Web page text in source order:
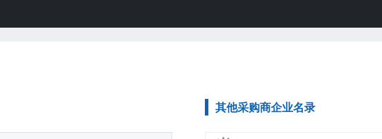
其他采购商企业名录